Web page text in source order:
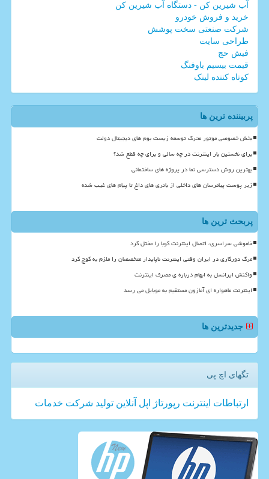
آب شیرین کن - دستگاه آب شیرین کن
خرید و فروش خودرو
شرکت صنعتی سخت پوشش
طراحی سایت
فیش حج
قیمت بیسیم باوفنگ
کوتاه کننده لینک
پربیننده ترین ها
بخش خصوصی موتور محرک توسعه زیست بوم های دیجیتال دولت
برای نخستین بار اینترنت در چه سالی و برای چه قطع شد؟
بهترین روش دسترسی نما در پروژه های ساختمانی
زیر پوست پیامرسان های داخلی از باتری های داغ تا پیام های غیب شده
پربحث ترین ها
خاموشی سراسری، اتصال اینترنت کوبا را مختل کرد
مرگ دورکاری در ایران وقتی اینترنت ناپایدار متخصصان را ملزم به کوچ کرد
واکنش ایرانسل به ابهام درباره ی مصرف اینترنت
اینترنت ماهواره ای آمازون مستقیم به موبایل می رسد
جدیدترین ها
تگهای اچ پی
ارتباطات اینترنت رپورتاژ اپل آنلاین تولید شركت خدمات